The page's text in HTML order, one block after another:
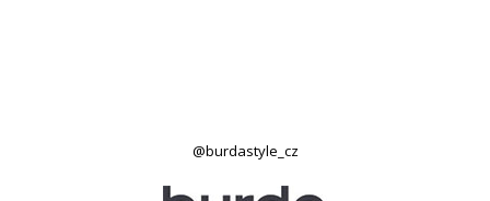
@burdastyle_cz